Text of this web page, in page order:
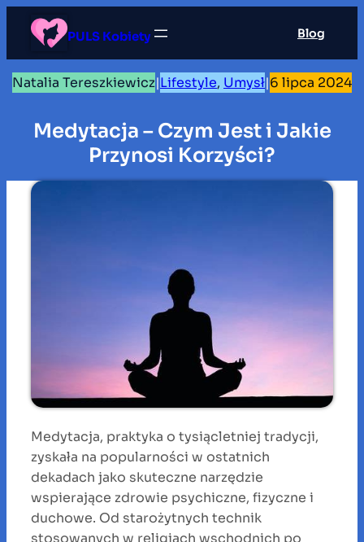
Przejdź
treści
PULS Kobiety Blog
Natalia Tereszkiewicz|Lifestyle, Umysł|6 lipca 2024
Medytacja – Czym Jest i Jakie
Przynosi Korzyści?
Medytacja, praktyka o tysiącletniej tradycji,
zyskała na popularności w ostatnich
dekadach jako skuteczne narzędzie
wspierające zdrowie psychiczne, fizyczne i
duchowe. Od starożytnych technik